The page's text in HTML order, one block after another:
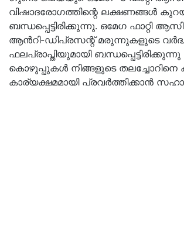
വിഷാദരോഗത്തിന്റെ ലക്ഷണങ്ങൾ
ബന്ധപ്പെട്ടിരിക്കുന്നു. ഒമേഗ ഫാറ്റി
ആൻറി-ഡിപ്രസന്റ് മരുന്നുകളുടെ
ഫലപ്രാപ്തിയുമായി
കൊഴുപ്പുകൾ നിങ്ങളുടെ
കാര്യക്ഷമമായി പ്രവർത്തിക്കാൻ